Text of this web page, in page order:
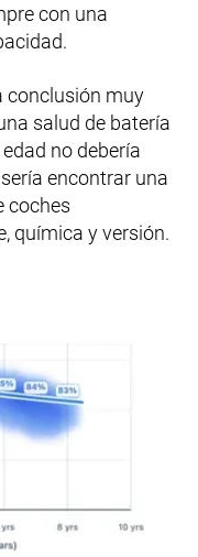
con una
conclusión muy
salud de batería
no debería
encontrar una
coches
química y versión.